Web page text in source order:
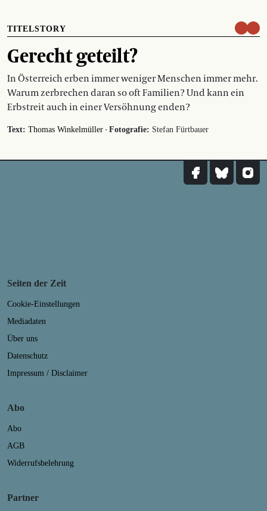
TITELSTORY
Gerecht geteilt?
In Österreich erben immer weniger Menschen immer mehr.
Warum zerbrechen daran so oft Familien? Und kann ein
Erbstreit auch in einer Versöhnung enden?
Text: Thomas Winkelmüller · Fotografie: Stefan Fürtbauer
Seiten der Zeit
Cookie-Einstellungen
Mediadaten
Über uns
Datenschutz
Impressum / Disclaimer
Abo
Abo
AGB
Widerrufsbelehrung
Partner